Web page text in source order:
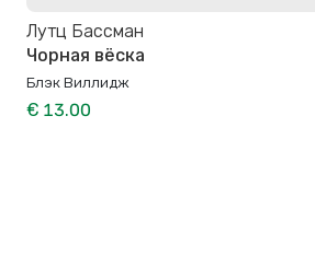
Лутц Бассман
Чорная вёска
Блэк Виллидж
€ 13.00